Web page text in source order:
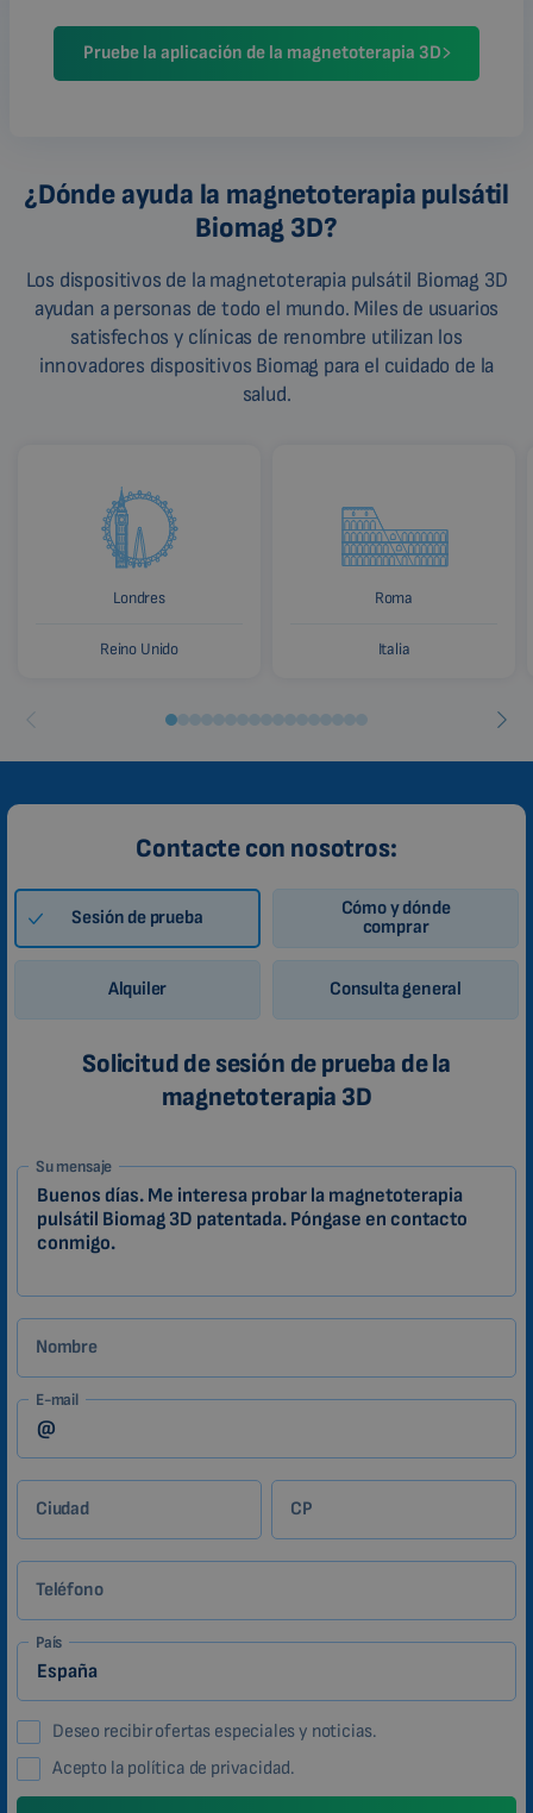
Pruebe la aplicación de la magnetoterapia 3D
¿Dónde ayuda la magnetoterapia pulsátil
Biomag 3D?
Los dispositivos de la magnetoterapia pulsátil Biomag 3D
ayudan a personas de todo el mundo. Miles de usuarios
satisfechos y clínicas de renombre utilizan los
innovadores dispositivos Biomag para el cuidado de la
salud.
Londres
Reino Unido
Roma
Italia
Contacte con nosotros:
Sesión de prueba
Cómo y dónde
comprar
Alquiler Consulta general
Solicitud de sesión de prueba de la
magnetoterapia 3D
1-
ES
Zákazník
Su mensaje
Nombre
E-mail
Ciudad CP
Teléfono
País
Deseo recibir ofertas especiales y noticias.
Acepto la política de privacidad.